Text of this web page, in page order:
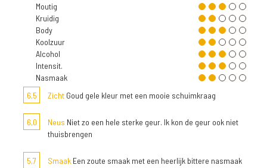
Moutig
Kruidig
Body
Koolzuur
Alcohol
Intensit.
Nasmaak
6,5
Zicht Goud gele kleur met een mooie schuimkraag
6,0 Neus Niet zo een hele sterke geur. Ik kon de geur ook niet
thuisbrengen
5,7 Smaak Een zoute smaak met een heerlijk bittere nasmaak